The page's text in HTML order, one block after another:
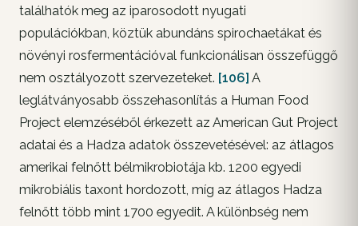
találhatók meg az iparosodott nyugati
populációkban, köztük abundáns spirochaetákat és
növényi rosfermentációval funkcionálisan összefüggő
nem osztályozott szervezeteket. [106] A
leglátványosabb összehasonlítás a Human Food
Project elemzéséből érkezett az American Gut Project
adatai és a Hadza adatok összevetésével: az átlagos
amerikai felnőtt bélmikrobiotája kb. 1200 egyedi
mikrobiális taxont hordozott, míg az átlagos Hadza
felnőtt több mint 1700 egyedit. A különbség nem